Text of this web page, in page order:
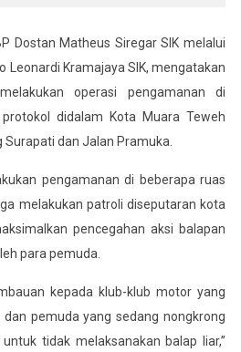
Dostan Matheus Siregar SIK melalui
Leonardi Kramajaya SIK, mengatakan
operasi pengamanan di
didalam Kota Muara Teweh
dan Jalan Pramuka.
pengamanan di beberapa ruas
melakukan patroli diseputaran kota
pencegahan aksi balapan
para pemuda.
kepada klub-klub motor yang
pemuda yang sedang nongkrong
tidak melaksanakan balap liar,”